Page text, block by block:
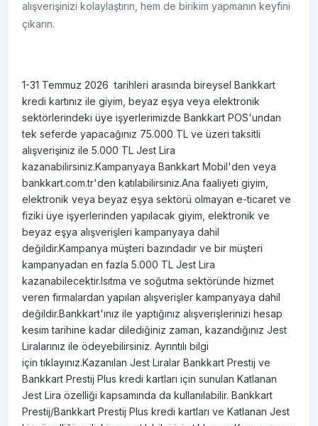
alışverişinizi kolaylaştırın, hem de birikim yapmanın keyfini
çıkarın.
1-31 Temmuz 2026 tarihleri arasında bireysel Bankkart
kredi kartınız ile giyim, beyaz eşya veya elektronik
sektörlerindeki üye işyerlerimizde Bankkart POS'undan
tek seferde yapacağınız 75.000 TL ve üzeri taksitli
alışverişiniz ile 5.000 TL Jest Lira
kazanabilirsiniz.Kampanyaya Bankkart Mobil'den veya
bankkart.com.tr'den katılabilirsiniz.Ana faaliyeti giyim,
elektronik veya beyaz eşya sektörü olmayan e-ticaret ve
fiziki üye işyerlerinden yapılacak giyim, elektronik ve
beyaz eşya alışverişleri kampanyaya dahil
değildir.Kampanya müşteri bazındadır ve bir müşteri
kampanyadan en fazla 5.000 TL Jest Lira
kazanabilecektir.Isıtma ve soğutma sektöründe hizmet
veren firmalardan yapılan alışverişler kampanyaya dahil
değildir.Bankkart'ınız ile yaptığınız alışverişlerinizi hesap
kesim tarihine kadar dilediğiniz zaman, kazandığınız Jest
Liralarınız ile ödeyebilirsiniz. Ayrıntılı bilgi
için tıklayınız.Kazanılan Jest Liralar Bankkart Prestij ve
Bankkart Prestij Plus kredi kartları için sunulan Katlanan
Jest Lira özelliği kapsamında da kullanılabilir. Bankkart
Prestij/Bankkart Prestij Plus kredi kartları ve Katlanan Jest